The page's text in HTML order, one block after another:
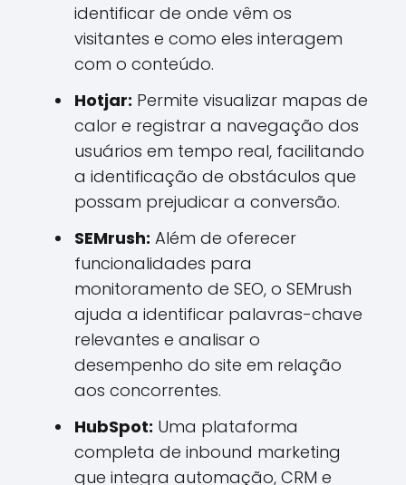
identificar de onde vêm os
visitantes e como eles interagem
com o conteúdo.
Hotjar: Permite visualizar mapas de
calor e registrar a navegação dos
usuários em tempo real, facilitando
a identificação de obstáculos que
possam prejudicar a conversão.
SEMrush: Além de oferecer
funcionalidades para
monitoramento de SEO, o SEMrush
ajuda a identificar palavras-chave
relevantes e analisar o
desempenho do site em relação
aos concorrentes.
HubSpot: Uma plataforma
completa de inbound marketing
que integra automação, CRM e